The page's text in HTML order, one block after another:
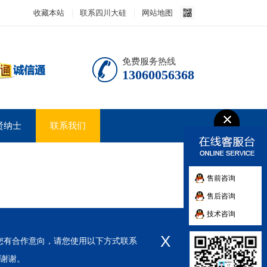
收藏本站 联系四川大硅 网站地图
免费服务热线
13060056368
纳士 联系我们
X
合作意向，请您使用以下方式联系
谢。
售前咨询
售后咨询
技术咨询